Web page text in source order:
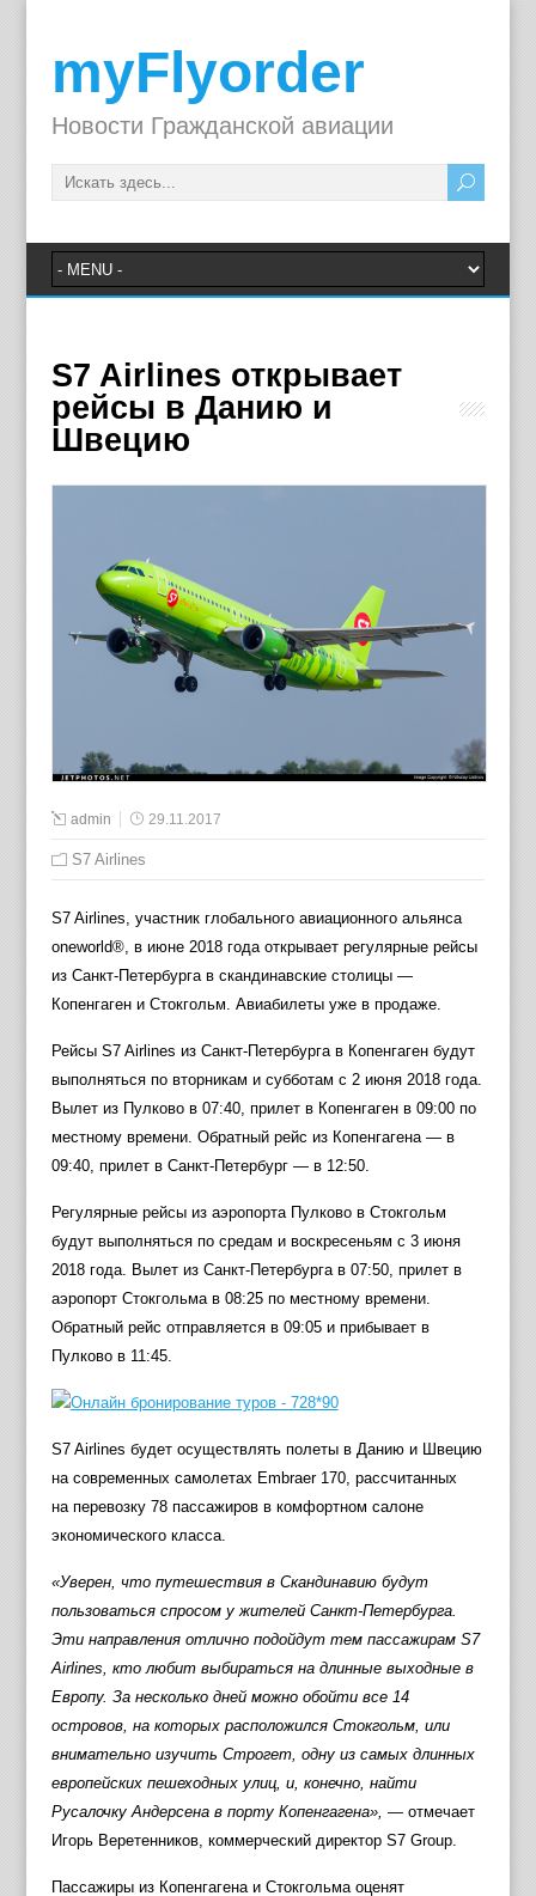
myFlyorder
Новости Гражданской авиации
S7 Airlines открывает
рейсы в Данию и
Швецию
admin 29.11.2017
S7 Airlines
S7 Airlines, участник глобального авиационного альянса
oneworld®, в июне 2018 года открывает регулярные рейсы
из Санкт-Петербурга в скандинавские столицы —
Копенгаген и Стокгольм. Авиабилеты уже в продаже.
Рейсы S7 Airlines из Санкт-Петербурга в Копенгаген будут
выполняться по вторникам и субботам с 2 июня 2018 года.
Вылет из Пулково в 07:40, прилет в Копенгаген в 09:00 по
местному времени. Обратный рейс из Копенгагена — в
09:40, прилет в Санкт-Петербург — в 12:50.
Регулярные рейсы из аэропорта Пулково в Стокгольм
будут выполняться по средам и воскресеньям с 3 июня
2018 года. Вылет из Санкт-Петербурга в 07:50, прилет в
аэропорт Стокгольма в 08:25 по местному времени.
Обратный рейс отправляется в 09:05 и прибывает в
Пулково в 11:45.
S7 Airlines будет осуществлять полеты в Данию и Швецию
на современных самолетах Embraer 170, рассчитанных
на перевозку 78 пассажиров в комфортном салоне
экономического класса.
«Уверен, что путешествия в Скандинавию будут
пользоваться спросом у жителей Санкт-Петербурга.
Эти направления отлично подойдут тем пассажирам S7
Airlines, кто любит выбираться на длинные выходные в
Европу. За несколько дней можно обойти все 14
островов, на которых расположился Стокгольм, или
внимательно изучить Строгет, одну из самых длинных
европейских пешеходных улиц, и, конечно, найти
Русалочку Андерсена в порту Копенгагена», — отмечает
Игорь Веретенников, коммерческий директор S7 Group.
Пассажиры из Копенгагена и Стокгольма оценят